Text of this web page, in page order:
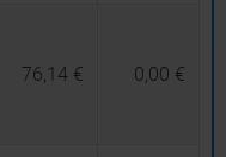
76,14 € 0,00 €